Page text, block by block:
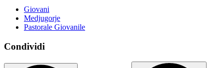
Giovani
Medjugorje
Pastorale Giovanile
Condividi